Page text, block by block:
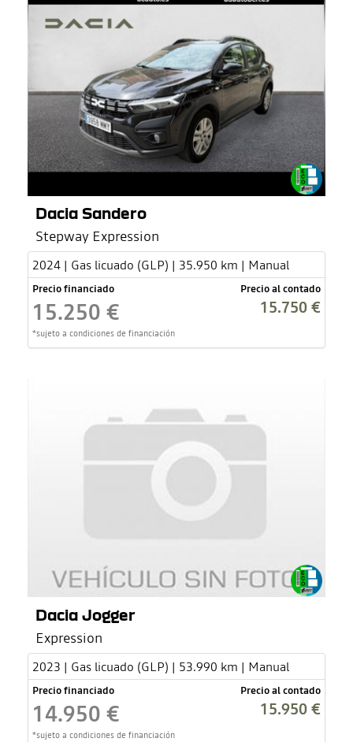
Dacia Sandero
Stepway Expression
2024 | Gas licuado (GLP) | 35.950 km | Manual
Precio financiado
15.250 €
*sujeto a condiciones de financiación
Precio al contado
15.750 €
Dacia Jogger
Expression
2023 | Gas licuado (GLP) | 53.990 km | Manual
Precio financiado
14.950 €
*sujeto a condiciones de financiación
Precio al contado
15.950 €